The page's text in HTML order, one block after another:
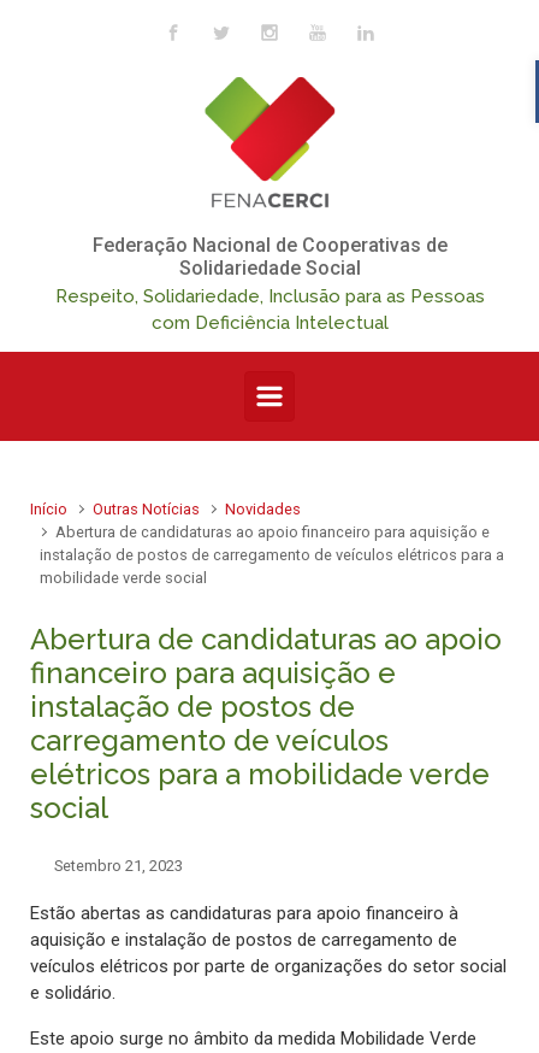
Skip to main content
Federação Nacional de Cooperativas de
Solidariedade Social
Respeito, Solidariedade, Inclusão para as Pessoas
com Deficiência Intelectual
Início Outras Notícias
Novidades
Abertura de candidaturas ao apoio financeiro para aquisição e
instalação de postos de carregamento de veículos elétricos para a
mobilidade verde social
Abertura de candidaturas ao apoio
financeiro para aquisição e
instalação de postos de
carregamento de veículos
elétricos para a mobilidade verde
social
Setembro 21, 2023
Estão abertas as candidaturas para apoio financeiro à
aquisição e instalação de postos de carregamento de
veículos elétricos por parte de organizações do setor social
e solidário.
Este apoio surge no âmbito da medida Mobilidade Verde